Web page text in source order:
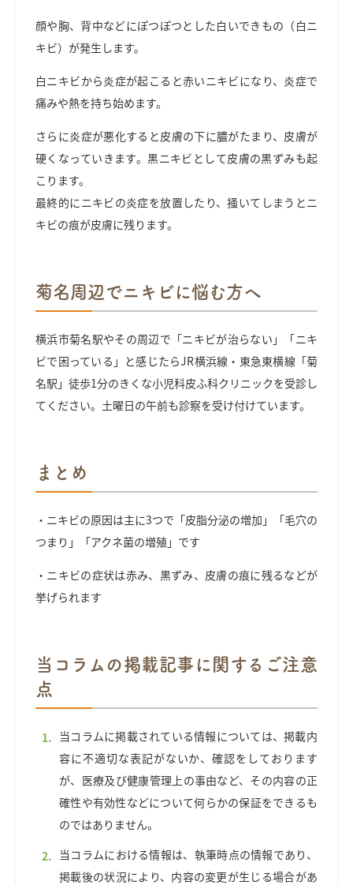
顔や胸、背中などにぽつぽつとした白いできもの（白ニ
キビ）が発生します。
白ニキビから炎症が起こると赤いニキビになり、炎症で
痛みや熱を持ち始めます。
さらに炎症が悪化すると皮膚の下に膿がたまり、皮膚が
硬くなっていきます。黒ニキビとして皮膚の黒ずみも起
こります。
最終的にニキビの炎症を放置したり、掻いてしまうとニ
キビの痕が皮膚に残ります。
菊名周辺でニキビに悩む方へ
横浜市菊名駅やその周辺で「ニキビが治らない」「ニキ
ビで困っている」と感じたらJR横浜線・東急東横線「菊
名駅」徒歩1分のきくな小児科皮ふ科クリニックを受診し
てください。土曜日の午前も診察を受け付けています。
まとめ
・ニキビの原因は主に3つで「皮脂分泌の増加」「毛穴の
つまり」「アクネ菌の増殖」です
・ニキビの症状は赤み、黒ずみ、皮膚の痕に残るなどが
挙げられます
当コラムの掲載記事に関するご注意
点
当コラムに掲載されている情報については、掲載内
容に不適切な表記がないか、確認をしております
が、医療及び健康管理上の事由など、その内容の正
確性や有効性などについて何らかの保証をできるも
のではありません。
当コラムにおける情報は、執筆時点の情報であり、
掲載後の状況により、内容の変更が生じる場合があ